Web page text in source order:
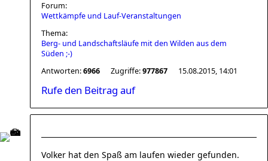
Forum:
Wettkämpfe und Lauf-Veranstaltungen
Thema:
Berg- und Landschaftsläufe mit den Wilden aus dem
Süden ;-)
Antworten:6966 Zugriffe:977867 15.08.2015, 14:01
Rufe den Beitrag auf
Volker hat den Spaß am laufen wieder gefunden.